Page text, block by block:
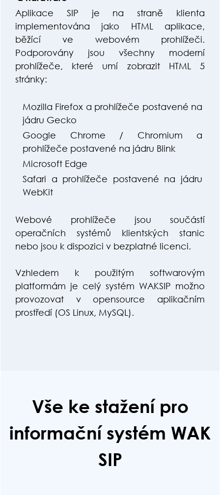
Aplikace SIP je na straně klienta
implementována jako HTML aplikace,
běžící ve webovém prohlížeči.
Podporovány jsou všechny moderní
prohlížeče, které umí zobrazit HTML 5
stránky:
Mozilla Firefox a prohlížeče postavené na
jádru Gecko
Google Chrome / Chromium a
prohlížeče postavené na jádru Blink
Microsoft Edge
Safari a prohlížeče postavené na jádru
WebKit
Webové prohlížeče jsou součástí
operačních systémů klientských stanic
nebo jsou k dispozici v bezplatné licenci.
Vzhledem k použitým softwarovým
platformám je celý systém WAKSIP možno
provozovat v opensource aplikačním
prostředí (OS Linux, MySQL).
Vše ke stažení pro
informační systém WAK
SIP